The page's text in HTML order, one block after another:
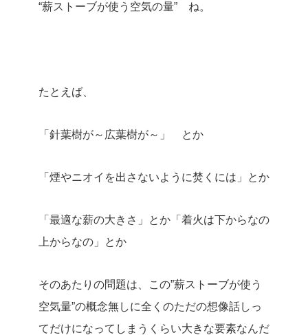
“薪ストーブが使う空気の量” ね。
たとえば、
「針葉樹が～広葉樹が～」 とか
「煙やニオイを出さないように焚くには」とか
「最適な薪の大きさ」とか「着火は下からなの
上からなの」とか
そのあたりの問題は、この”薪ストーブが使う
空気量”の概念無しに全くのただの想像話しっ
てだけになってしまうくらい大きな要素なんだ